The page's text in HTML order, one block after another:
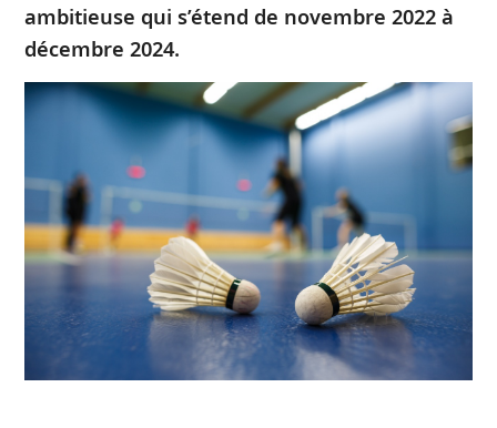
ambitieuse qui s’étend de novembre 2022 à
décembre 2024.